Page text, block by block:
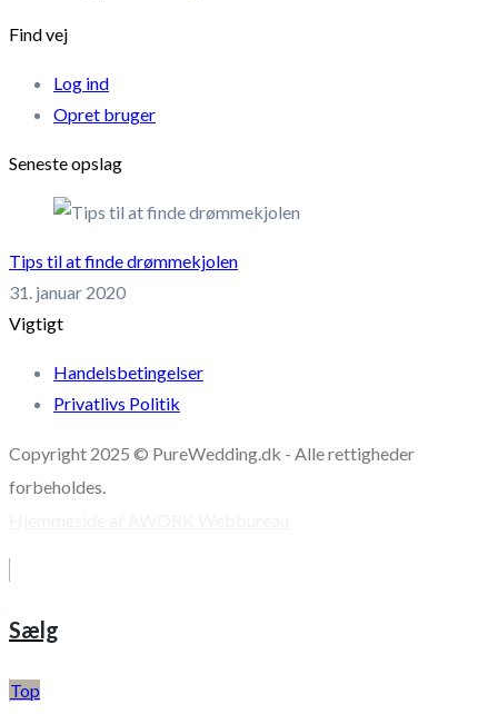
Find vej
Log ind
Opret bruger
Seneste opslag
Tips til at finde drømmekjolen
31. januar 2020
Vigtigt
Handelsbetingelser
Privatlivs Politik
Copyright 2025 © PureWedding.dk - Alle rettigheder
forbeholdes.
Sælg
Top